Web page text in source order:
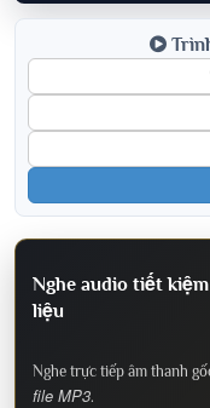
Nghe audio tiết
liệu
Nghe trực tiếp âm thanh
file MP3.